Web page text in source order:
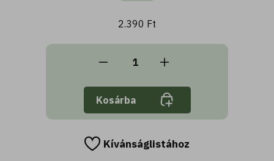
Kosárba
2.390 Ft
Kosárba
Kívánságlistához